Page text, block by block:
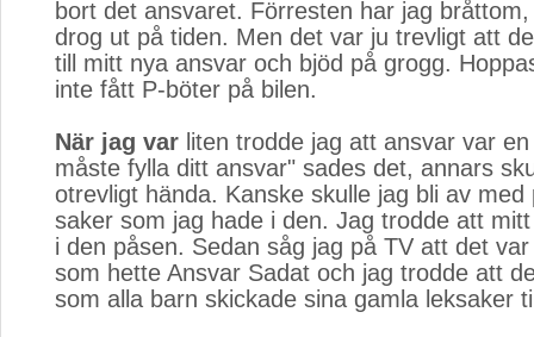
bort det ansvaret. Förresten har jag
drog ut på tiden. Men det var ju trevligt att
till mitt nya ansvar och bjöd på grogg.
inte fått P-böter på bilen.
När jag var liten trodde jag att ansvar var
måste fylla ditt ansvar" sades det, annars
otrevligt hända. Kanske skulle jag bli av med
saker som jag hade i den. Jag trodde att
i den påsen. Sedan såg jag på TV att det
som hette Ansvar Sadat och jag trodde att
som alla barn skickade sina gamla leksaker